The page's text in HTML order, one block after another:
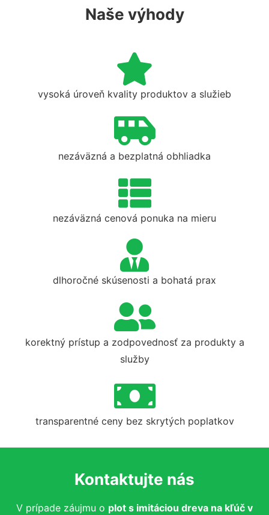
Naše výhody
vysoká úroveň kvality produktov a služieb
nezáväzná a bezplatná obhliadka
nezáväzná cenová ponuka na mieru
dlhoročné skúsenosti a bohatá prax
korektný prístup a zodpovednosť za produkty a
služby
transparentné ceny bez skrytých poplatkov
Kontaktujte nás
V prípade záujmu o plot s imitáciou dreva na kľúč v